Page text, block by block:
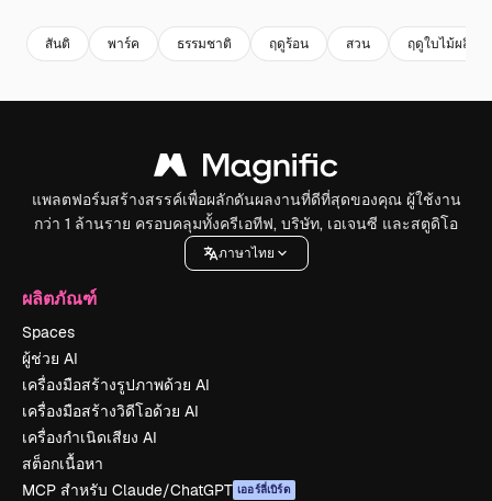
สันติ พาร์ค ธรรมชาติ ฤดูร้อน สวน ฤดูใบไม้ผลิ
แพลตฟอร์มสร้างสรรค์เพื่อผลักดันผลงานที่ดีที่สุดของคุณ ผู้ใช้งาน
กว่า 1 ล้านราย ครอบคลุมทั้งครีเอทีฟ, บริษัท, เอเจนซี และสตูดิโอ
ภาษาไทย
ผลิตภัณฑ์
Spaces
ผู้ช่วย AI
เครื่องมือสร้างรูปภาพด้วย AI
เครื่องมือสร้างวิดีโอด้วย AI
เครื่องกำเนิดเสียง AI
สต็อกเนื้อหา
MCP สำหรับ Claude/ChatGPT เออร์ลี่เบิร์ด